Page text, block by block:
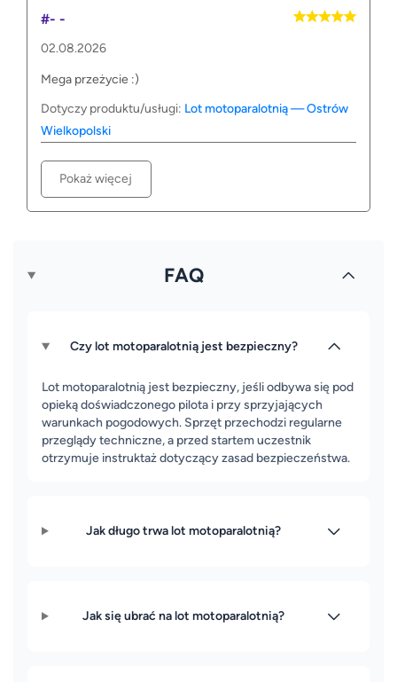
#- -
02.08.2026
Mega przeżycie :)
Dotyczy produktu/usługi: Lot motoparalotnią — Ostrów
Wielkopolski
Pokaż więcej
FAQ
Czy lot motoparalotnią jest bezpieczny?
Lot motoparalotnią jest bezpieczny, jeśli odbywa się pod
opieką doświadczonego pilota i przy sprzyjających
warunkach pogodowych. Sprzęt przechodzi regularne
przeglądy techniczne, a przed startem uczestnik
otrzymuje instruktaż dotyczący zasad bezpieczeństwa.
Jak długo trwa lot motoparalotnią?
Jak się ubrać na lot motoparalotnią?